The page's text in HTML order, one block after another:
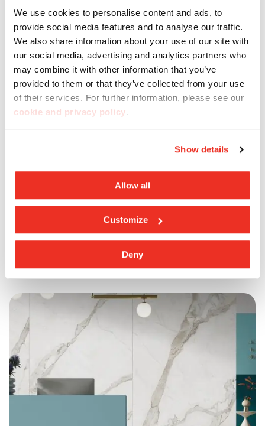
We use cookies to personalise content and ads, to
provide social media features and to analyse our traffic.
We also share information about your use of our site with
our social media, advertising and analytics partners who
may combine it with other information that you’ve
provided to them or that they’ve collected from your use
of their services. For further information, please see our
cookie and privacy policy.
Show details
Allow all
Customize
Deny
Assistance
Besoin d’aide ? Casalgrande Padana met à
l'assistance et les conseils nécessaires.
Contactez-nous